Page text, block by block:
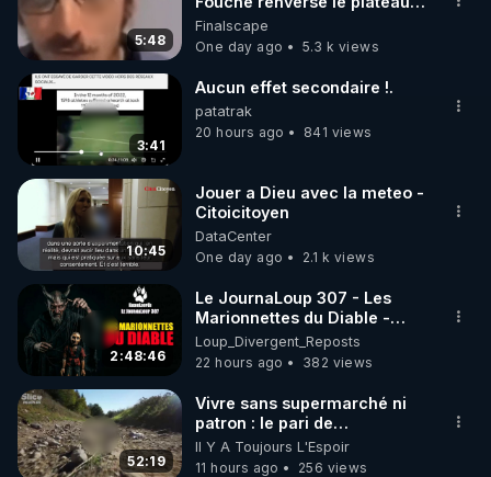
Rendez-vous sur
http://rgnr.li/lechoubrave
code : REGENERE10
▶ 30 jours gratuit sur l’application de méditation et
de bien-être ENVOL :
Rendez-vous sur https://www.envol.app/code
le code : REGENERE
5:48
de CNews !
Finalscape
One day ago
5.3 k views
3:41
Aucun effet secondaire !.
patatrak
20 hours ago
841 views
10:45
Jouer a Dieu avec la meteo -
Citoicitoyen
DataCenter
One day ago
2.1 k views
2:48:46
Le JournaLoup 307 - Les
Marionnettes du Diable -
Loup Divergent 2026.08.07
Loup_Divergent_Reposts
22 hours ago
382 views
52:19
Vivre sans supermarché ni
patron : le pari de
l’autonomie
Il Y A Toujours L'Espoir
11 hours ago
256 views